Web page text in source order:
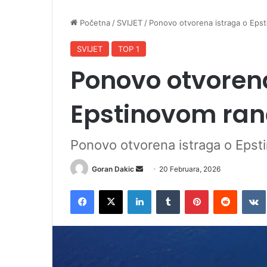
Početna / SVIJET / Ponovo otvorena istraga o
SVIJET TOP 1
Ponovo
Epstinovom
Ponovo otvorena istraga o
Goran Dakic
d
a
20 Februara, 2026